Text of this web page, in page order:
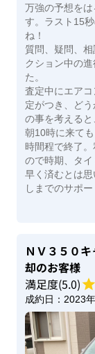
万強の予想を
す。ラスト15
ね！
質問、疑問、
クション中の
た。
査定中にエア
定がつき、ど
の事を考えると
朝10時に来て
時間程で終了
ので時期、タ
早く済むとは
しまでのサポ
ＮＶ３５０
却のお客様
満足度(5.0)
成約日： 2023